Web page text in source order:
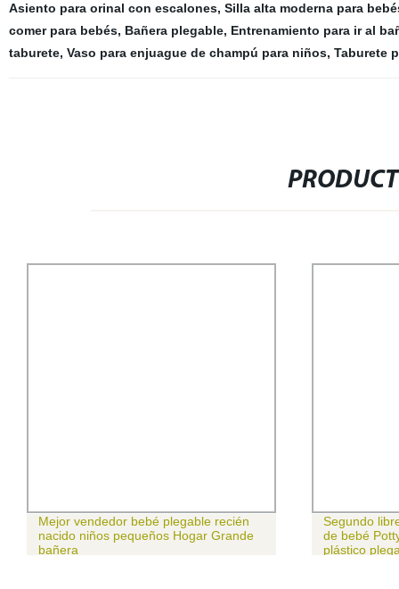
Asiento para orinal con escalones, Silla alta moderna para
comer para bebés, Bañera plegable, Entrenamiento para ir al
taburete, Vaso para enjuague de champú para niños, Taburete
Mejor vendedor bebé plegable recién
nacido niños pequeños Hogar Grande
bañera
Segundo
de bebé
plástico